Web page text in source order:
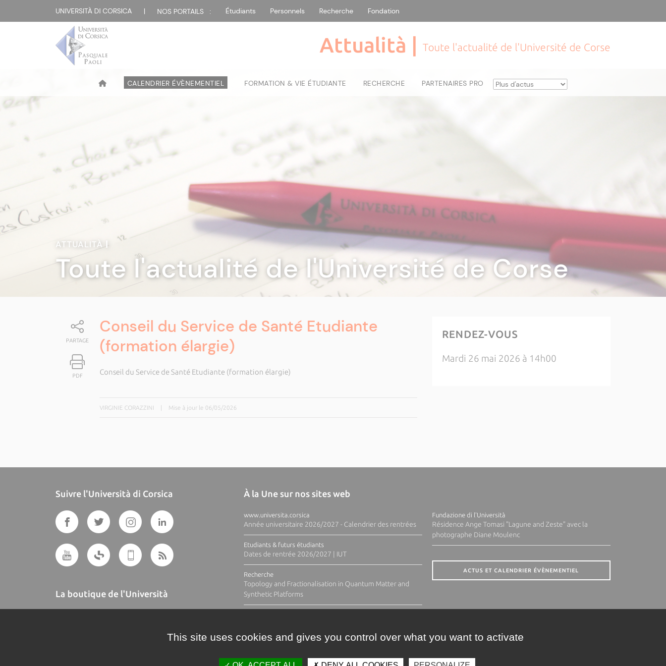
UNIVERSITÀ DI CORSICA | NOS PORTAILS : Étudiants Personnels Recherche Fondation
Attualità | Toute l'actualité de l'Université de Corse
CALENDRIER ÉVÈNEMENTIEL FORMATION & VIE ÉTUDIANTE RECHERCHE PARTENAIRES PRO
ATTUALITÀ|
Toute l'actualité de l'Université de Corse
PARTAGE
PDF
Conseil du Service de Santé Etudiante
(formation élargie)
Conseil du Service de Santé Etudiante (formation élargie)
VIRGINIE CORAZZINI Mise à jour le 06/05/2026
RENDEZ-VOUS
Mardi 26 mai 2026 à 14h00
Suivre l'Università di Corsica
La boutique de l'Università
À la Une sur nos sites web
www.universita.corsica
Année universitaire 2026/2027 - Calendrier des rentrées
Etudiants & futurs étudiants
Dates de rentrée 2026/2027 | IUT
Recherche
Topology and Fractionalisation in Quantum Matter and
Synthetic Platforms
Fundazione di l'Università
Résidence Ange Tomasi "Lagune and Zeste" avec la
photographe Diane Moulenc
ACTUS ET CALENDRIER ÉVÈNEMENTIEL
This site uses cookies and gives you control over what you want to activate